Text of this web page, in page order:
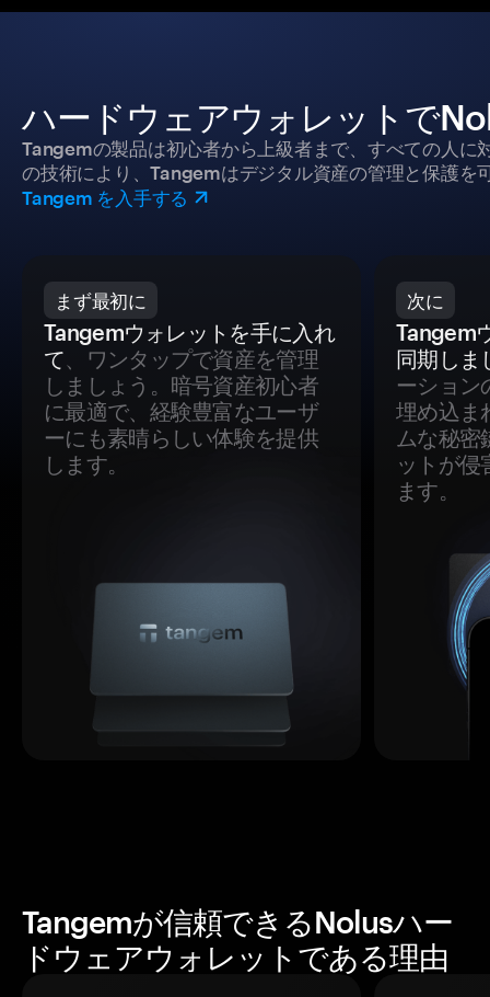
ハードウェアウォレットで
Tangemの製品は初心者から上級者まで、すべての人に
の技術により、Tangemはデジタル資産の管理と保護を
Tangem を入手する
まず最初に
Tangemウォレットを手に入れ
て、ワンタップで資産を管理
しましょう。暗号資産初心者
に最適で、経験豊富なユーザ
ーにも素晴らしい体験を提供
します。
次に
Tangem
同期しま
ーション
埋め込ま
ムな秘密
ットが侵
ます。
Tangemが信頼できるNolusハー
ドウェアウォレットである理由